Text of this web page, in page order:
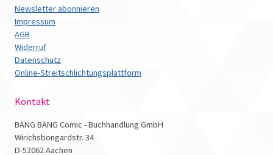
Newsletter abonnieren
Impressum
AGB
Widerruf
Datenschutz
Online-Streitschlichtungsplattform
Kontakt
BÄNG BÄNG Comic - Buchhandlung GmbH
Wirichsbongardstr. 34
D-52062 Aachen